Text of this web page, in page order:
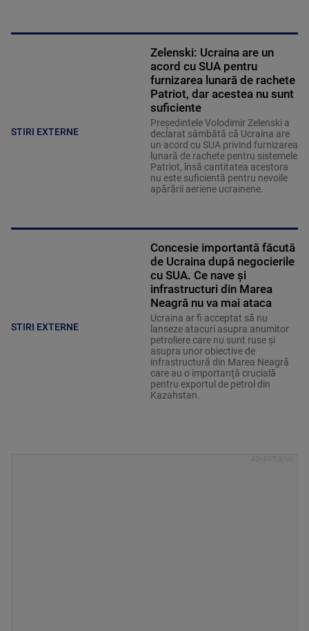
STIRI EXTERNE
Zelenski: Ucraina are un
acord cu SUA pentru
furnizarea lunară de rachete
Patriot, dar acestea nu sunt
suficiente
Preşedintele Volodimir Zelenski a
declarat sâmbătă că Ucraina are
un acord cu SUA privind furnizarea
lunară de rachete pentru sistemele
Patriot, însă cantitatea acestora
nu este suficientă pentru nevoile
apărării aeriene ucrainene.
STIRI EXTERNE
Concesie importantă făcută
de Ucraina după negocierile
cu SUA. Ce nave şi
infrastructuri din Marea
Neagră nu va mai ataca
Ucraina ar fi acceptat să nu
lanseze atacuri asupra anumitor
petroliere care nu sunt ruse şi
asupra unor obiective de
infrastructură din Marea Neagră
care au o importanţă crucială
pentru exportul de petrol din
Kazahstan.